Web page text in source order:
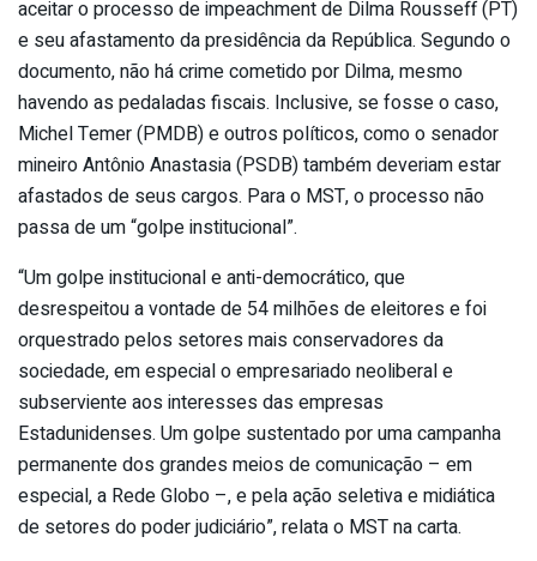
aceitar o processo de impeachment de Dilma Rousseff (PT)
e seu afastamento da presidência da República. Segundo o
documento, não há crime cometido por Dilma, mesmo
havendo as pedaladas fiscais. Inclusive, se fosse o caso,
Michel Temer (PMDB) e outros políticos, como o senador
mineiro Antônio Anastasia (PSDB) também deveriam estar
afastados de seus cargos. Para o MST, o processo não
passa de um “golpe institucional”.
“Um golpe institucional e anti-democrático, que
desrespeitou a vontade de 54 milhões de eleitores e foi
orquestrado pelos setores mais conservadores da
sociedade, em especial o empresariado neoliberal e
subserviente aos interesses das empresas
Estadunidenses. Um golpe sustentado por uma campanha
permanente dos grandes meios de comunicação – em
especial, a Rede Globo –, e pela ação seletiva e midiática
de setores do poder judiciário”, relata o MST na carta.